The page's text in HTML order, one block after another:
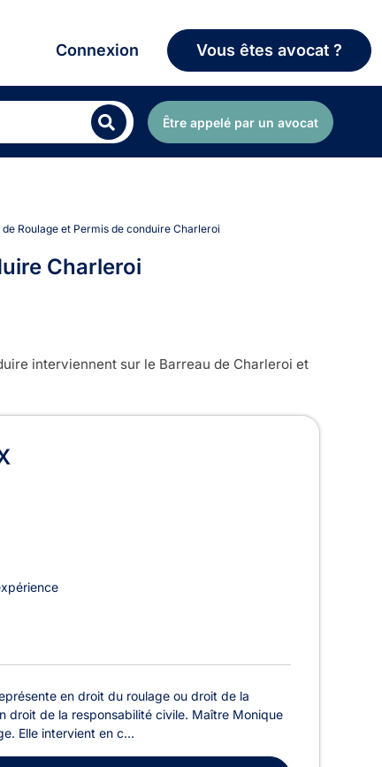
Connexion Vous êtes avocat ?
Être appelé par un avocat
de Roulage et Permis de conduire Charleroi
Charleroi
interviennent sur le Barreau de Charleroi et
de conduire à Charleroi
en droit du roulage ou droit de la
droit de la responsabilité civile. Maître Monique
Elle intervient en c...